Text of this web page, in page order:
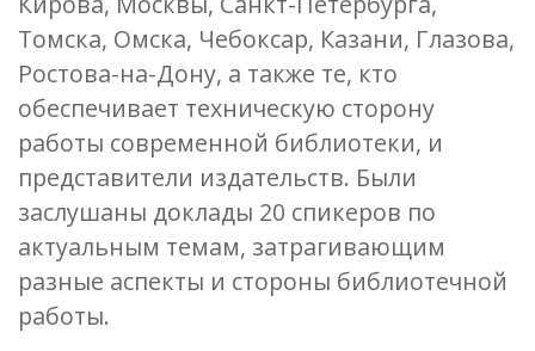
Томска, Омска, Чебоксар, Казани, Глазова,
Ростова-на-Дону, а также те, кто
обеспечивает техническую сторону
работы современной библиотеки, и
представители издательств. Были
заслушаны доклады 20 спикеров по
актуальным темам, затрагивающим
разные аспекты и стороны библиотечной
работы.